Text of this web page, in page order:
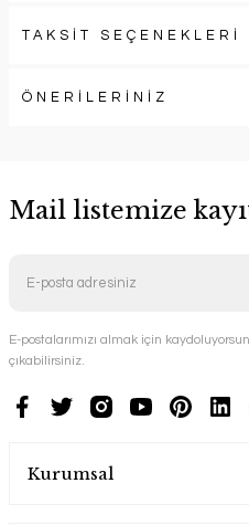
TAKSİT SEÇENEKLERİ
ÖNERİLERİNİZ
Mail listemize
E-postalarımızı almak için
çıkabilirsiniz.
Kurumsal